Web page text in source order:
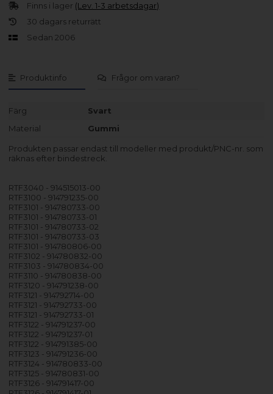
Produktinfo Frågor om varan?
Färg
Svart
Material
Gummi
Produkten passar endast till modeller med produkt/PNC-nr. som
räknas efter bindestreck.
RTF3040 - 914515013-00
RTF3100 - 914791235-00
RTF3101 - 914780733-00
RTF3101 - 914780733-01
RTF3101 - 914780733-02
RTF3101 - 914780733-03
RTF3101 - 914780806-00
RTF3102 - 914780832-00
RTF3103 - 914780834-00
RTF3110 - 914780838-00
RTF3120 - 914791238-00
RTF3121 - 914792714-00
RTF3121 - 914792733-00
RTF3121 - 914792733-01
RTF3122 - 914791237-00
RTF3122 - 914791237-01
RTF3122 - 914791385-00
RTF3123 - 914791236-00
RTF3124 - 914780833-00
RTF3125 - 914780831-00
RTF3126 - 914791417-00
Finns i lager (Lev. 1-3 arbetsdagar)
30 dagars returrätt
Sedan 2006